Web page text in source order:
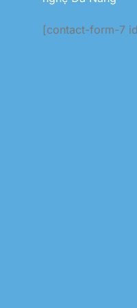
[contact-form-7